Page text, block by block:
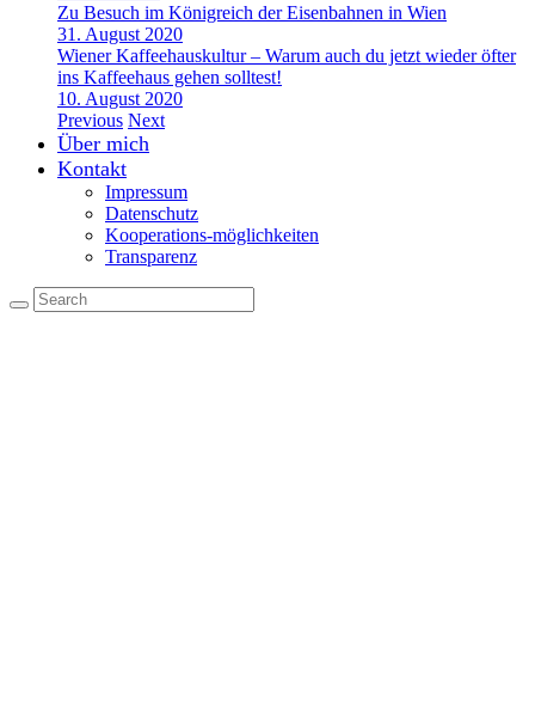
Zu Besuch im Königreich der Eisenbahnen in Wien
31. August 2020
Wiener Kaffeehauskultur – Warum auch du jetzt wieder öfter
ins Kaffeehaus gehen solltest!
10. August 2020
Previous Next
Über mich
Kontakt
Impressum
Datenschutz
Kooperations-möglichkeiten
Transparenz